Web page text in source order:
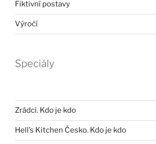
Fiktivní postavy
Výročí
Speciály
Zrádci. Kdo je kdo
Hell’s Kitchen Česko. Kdo je kdo